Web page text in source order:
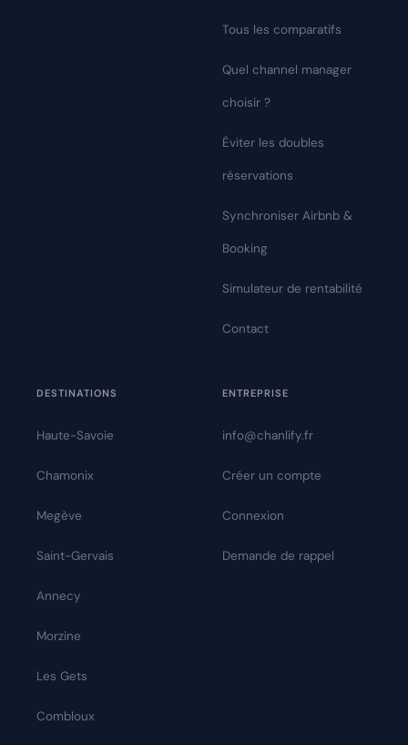
Tous les comparatifs
Quel channel manager
choisir ?
Éviter les doubles
réservations
Synchroniser Airbnb &
Booking
Simulateur de rentabilité
Contact
DESTINATIONS
Haute-Savoie
Chamonix
Megève
Saint-Gervais
Annecy
Morzine
Les Gets
Combloux
ENTREPRISE
info@chanlify.fr
Créer un compte
Connexion
Demande de rappel